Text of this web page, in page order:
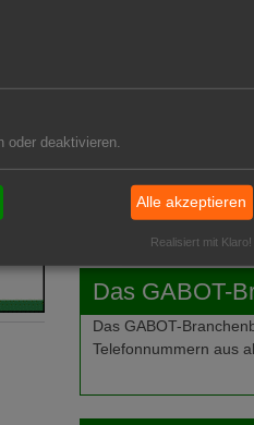
GABOT
Das GABOT-
Das GABOT-
Telefonnummern aus
deaktivieren.
Alle akzeptieren
Realisiert mit Klaro!